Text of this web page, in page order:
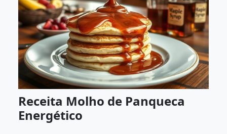
Receita Molho de Panqueca
Energético